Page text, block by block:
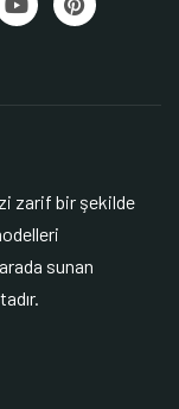
zarif bir şekilde
sunan